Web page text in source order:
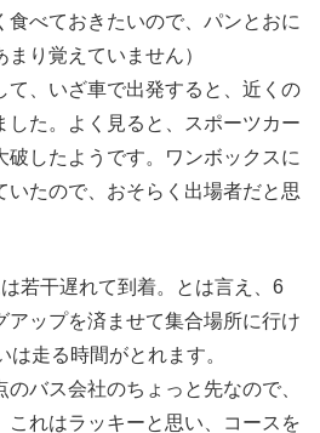
食べておきたいので、パンとおに
り覚えていません）
て、いざ車で出発すると、近くの
した。よく見ると、スポーツカー
破したようです。ワンボックスに
いたので、おそらく出場者だと思
若干遅れて到着。とは言え、6
アップを済ませて集合場所に行け
走る時間がとれます。
バス会社のちょっと先なので、
これはラッキーと思い、コースを